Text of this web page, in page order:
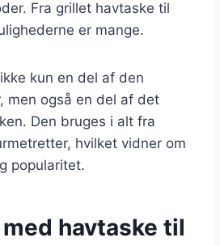
Fra grillet havtaske til
er mange.
kun en del af den
men også en del af det
Den bruges i alt fra
hvilket vidner om
popularitet.
havtaske til